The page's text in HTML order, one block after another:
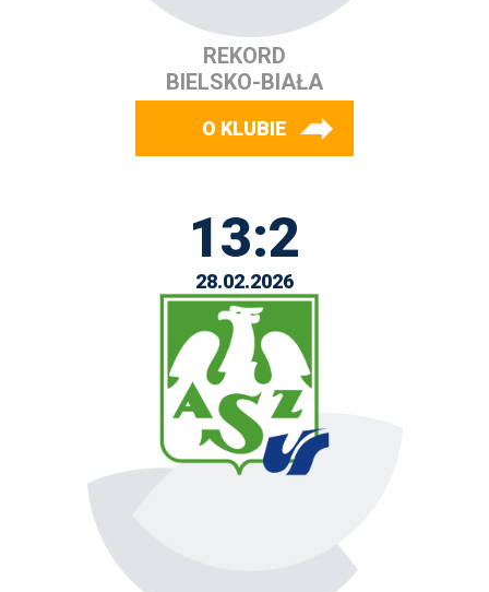
REKORD
BIELSKO-BIAŁA
O KLUBIE
13:2
28.02.2026